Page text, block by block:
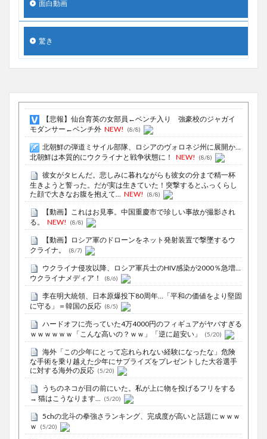
面白動画
驚き
【悲報】仙台育英の女部員←ベンチ入り 強豪校のジャガイ
モダンサー←ベンチ外 NEW! (8/8)
北朝鮮の弾道ミサイル部隊、ロシアのヴォロネジ州に展開か…
北朝鮮は本質的にウクライナと戦争状態に！
NEW! (8/8)
彼女がタヒんだ。悲しみに暮れながらも彼女の分まで精一杯
生きようと誓った。だが実は生きていた！突撃するとふっくらし
た顔で大きなお腹を抱えて...
NEW! (8/8)
【動画】これはお見事。中国重慶市で珍しい事故が撮影され
る。
NEW! (8/8)
【動画】ロシア軍のドローンをネット発射装置で撃墜するウ
クライナ。
(8/7)
ウクライナ侵攻以降、ロシア軍兵士のHIV感染が2000％急増…
ウクライナメディア！
(8/6)
李在明大統領、日本原爆投下80周年…「平和の価値をより堅固
に守る」＝韓国の反応 (8/5)
ハードオフに売っていた4万4000円のフィギュアがヤバすぎる
ｗｗｗｗｗｗ「こんな高いの？ｗｗ」「逆に超安い」
(5/20)
海外「この少年にとって忘れられない経験になったな」危険
な手術を乗り越えた少年にサプライズをプレゼントした大谷選手
に対する海外の反応 (5/20)
うちのネコが目の前にいた。私が上に物を投げるフリをする
→ 猫はこうなります… (5/20)
5chの北斗の拳強さランキング、完成度が高いと話題にｗｗｗ
ｗ
(5/20)